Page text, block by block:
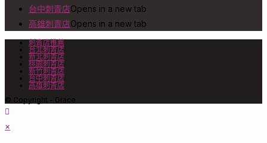
台中刺青店Opens in a new tab
高雄刺青店Opens in a new tab
刺青店推薦
台北刺青店
新北刺青店
桃園刺青店
新竹刺青店
台中刺青店
高雄刺青店
© Copyright - Grace
×